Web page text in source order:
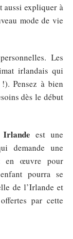
aussi expliquer à
mode de vie
Les
irlandais qui
Pensez à bien
dès le début
est une
demande une
en œuvre pour
pourra se
de l’Irlande et
par cette